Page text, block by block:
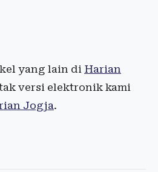
yang lain di Harian
versi elektronik kami
Jogja.